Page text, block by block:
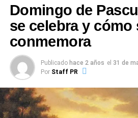
Domingo de
se celebra y cómo
conmemora
Publicado hace 2 años el 31 de
Por Staff PR